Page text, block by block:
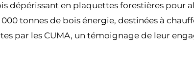
dépérissant en plaquettes forestières pour
tonnes de bois énergie, destinées à
par les CUMA, un témoignage de leur